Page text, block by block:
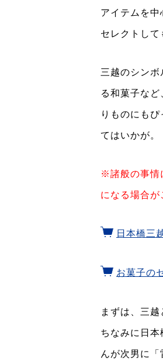
アイテムを
セレクトして
三越のシン
る和菓子な
りものにも
てはいかが。
※諸般の事情
になる場合が
日本橋三
お菓子の
まずは、三
ちなみに日
んが次男に